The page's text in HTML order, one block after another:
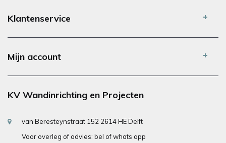
Klantenservice
Mijn account
KV Wandinrichting en Projecten
van Beresteynstraat 152 2614 HE Delft
Voor overleg of advies: bel of whats app